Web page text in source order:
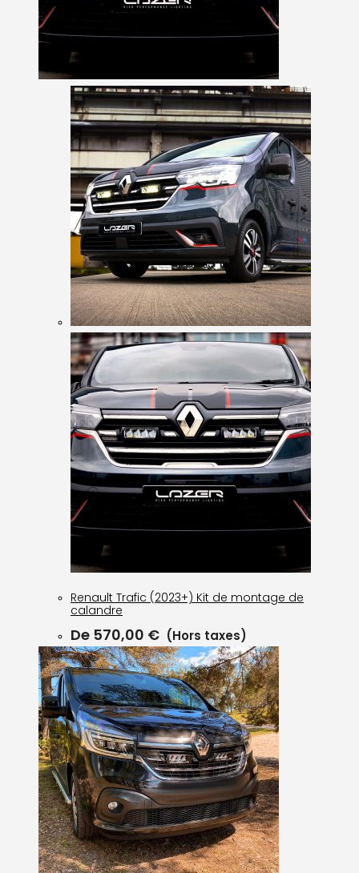
Renault Trafic (2023+) Kit de montage de
calandre
De 570,00 € (Hors taxes)